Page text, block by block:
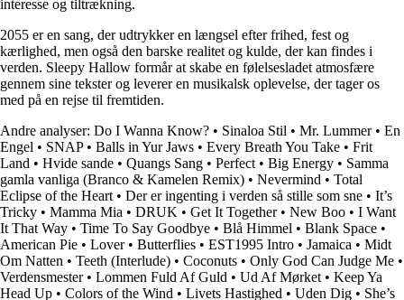
interesse og tiltrækning.
2055 er en sang, der udtrykker en længsel efter frihed, fest og
kærlighed, men også den barske realitet og kulde, der kan findes i
verden. Sleepy Hallow formår at skabe en følelsesladet atmosfære
gennem sine tekster og leverer en musikalsk oplevelse, der tager os
med på en rejse til fremtiden.
Andre analyser: Do I Wanna Know? • Sinaloa Stil • Mr. Lummer• En
Engel • SNAP• Balls in Yur Jaws • Every Breath You Take • Frit
Land • Hvide sande • Quangs Sang • Perfect • Big Energy • Samma
gamla vanliga (Branco & Kamelen Remix) • Nevermind • Total
Eclipse of the Heart • Der er ingenting i verden så stille som sne • It’s
Tricky • Mamma Mia • DRUK • Get It Together• New Boo • I Want
It That Way • Time To Say Goodbye • Blå Himmel • Blank Space •
American Pie • Lover• Butterflies • EST1995 Intro • Jamaica • Midt
Om Natten • Teeth (Interlude) • Coconuts • Only God Can Judge Me •
Verdensmester• Lommen Fuld Af Guld • Ud Af Mørket • Keep Ya
Head Up • Colors of the Wind • Livets Hastighed • Uden Dig • She’s